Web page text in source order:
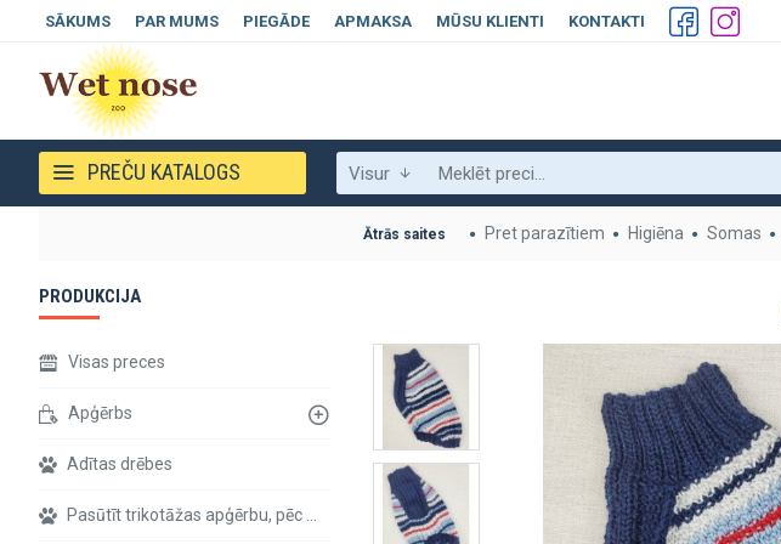
SĀKUMS PAR MUMS PIEGĀDE APMAKSA MŪSU KLIENTI KONTAKTI
PREČU KATALOGS Visur
Ātrās saites Pret parazītiem Higiēna Somas
PRODUKCIJA
Visas preces
Apģērbs
Adītas drēbes